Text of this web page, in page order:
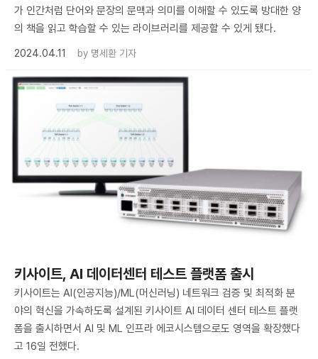
가 인간처럼 단어와 문장의 문맥과 의미를 이해할 수 있도록 방대한 양
의 책을 읽고 학습할 수 있는 라이브러리를 제공할 수 있게 됐다.
2024.04.11
by 명세환 기자
키사이트, AI 데이터센터 테스트 플랫폼 출시
키사이트는 AI(인공지능)/ML(머신러닝) 네트워크 검증 및 최적화 분
야의 혁신을 가속하도록 설계된 키사이트 AI 데이터 센터 테스트 플랫
폼을 출시하면서 AI 및 ML 인프라 에코시스템으로도 영역을 확장했다
고 16일 전했다.